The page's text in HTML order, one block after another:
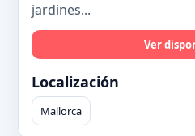
jardines...
Ver
Localización
Mallorca